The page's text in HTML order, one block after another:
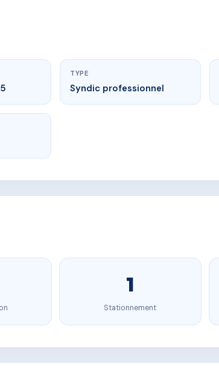
TYPE
Syndic professionnel
1
Stationnement